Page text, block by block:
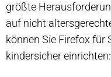
größte
auf nicht
können Sie Firefox für
kindersicher einrichten: